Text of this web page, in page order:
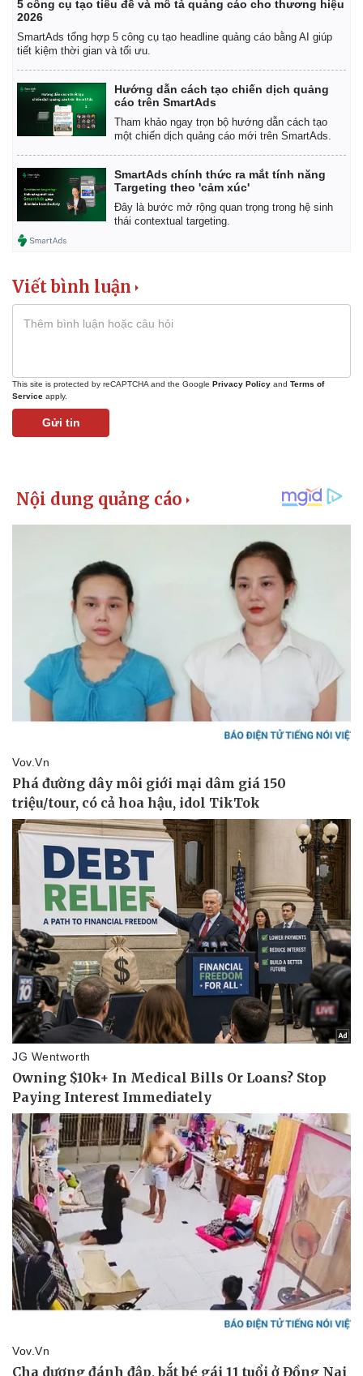
Tư vấn luật
Quân sự - Quốc phòng
Vũ khí
5 công cụ tạo tiêu đề và mô tả quảng cáo cho thương hiệu
2026
SmartAds tổng hợp 5 công cụ tạo headline quảng cáo bằng AI giúp
tiết kiệm thời gian và tối ưu.
Hướng dẫn cách tạo chiến dịch quảng
cáo trên SmartAds
Tham khảo ngay trọn bộ hướng dẫn cách tạo
một chiến dịch quảng cáo mới trên SmartAds.
SmartAds chính thức ra mắt tính năng
Targeting theo 'cảm xúc'
Đây là bước mở rộng quan trọng trong hệ sinh
thái contextual targeting.
Viết bình luận
This site is protected by reCAPTCHA and the Google Privacy Policy and Terms of
Service apply.
Gửi tin